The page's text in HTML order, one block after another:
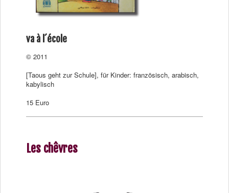
va à l´école
© 2011
[Taous geht zur Schule], für Kinder: französisch, arabisch,
kabylisch
15 Euro
Les chêvres